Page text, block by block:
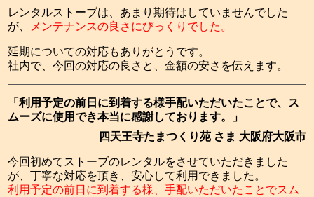
レンタルストーブは、あまり期待はしていませんでした
が、
メンテナンスの良さにびっくりでした。
延期についての対応もありがとうです。
社内で、今回の対応の良さと、金額の安さを伝えます。
「利用予定の前日に到着する様手配いただいたことで、ス
ムーズに使用でき本当に感謝しております。」
四天王寺たまつくり苑 さま 大阪府大阪市
今回初めてストーブのレンタルをさせていただきました
が、丁寧な対応を頂き、安心して利用できました。
利用予定の前日に到着する様、手配いただいたことでスム